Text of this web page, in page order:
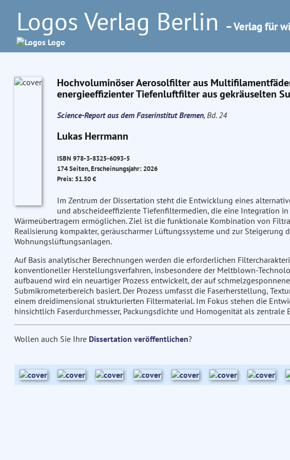
Logos Verlag Berlin – Verlag für
Hochvoluminöser Aerosolfilter aus
energieeffizienter Tiefenluftfilter aus gekräuselten
Science-Report aus dem Faserinstitut Bremen, Bd. 24
Lukas Herrmann
ISBN 978-3-8325-6093-5
174 Seiten, Erscheinungsjahr: 2026
Preis: 51.50 €
Im Zentrum der Dissertation steht die Entwicklung eines
und abscheideeffiziente Tiefenfiltermedien, die eine Integration
Wärmeübertragern ermöglichen. Ziel ist die funktionale Kombination von
Realisierung kompakter, geräuscharmer Lüftungssysteme und zur Steigerung
Wohnungslüftungsanlagen.
Auf Basis analytischer Berechnungen werden die erforderlichen
konventioneller Herstellungsverfahren, insbesondere der Meltblown-
aufbauend wird ein neuartiger Prozess entwickelt, der auf
Submikrometerbereich basiert. Der Prozess umfasst die Faserherstellung,
einem dreidimensional strukturierten Filtermaterial. Im Fokus stehen die
hinsichtlich Faserdurchmesser, Packungsdichte und Homogenität als
Wollen auch Sie Ihre Dissertation veröffentlichen?